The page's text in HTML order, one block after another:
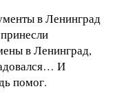
в Ленинград
в Ленинград,
И
помог.